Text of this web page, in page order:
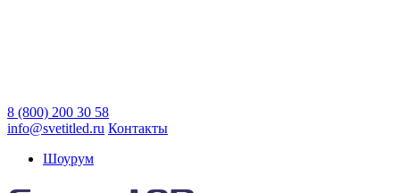
8 (800) 200 30 58
info@svetitled.ru Контакты
Шоурум